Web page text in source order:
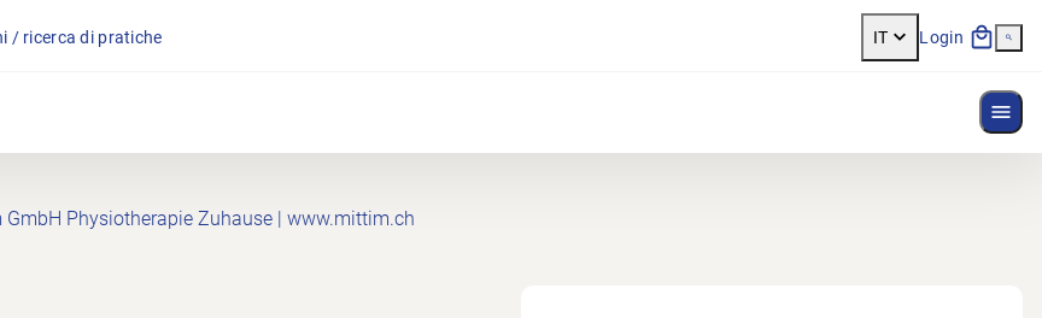
/ ricerca di pratiche IT Login
Physiotherapie Zuhause | www.mittim.ch